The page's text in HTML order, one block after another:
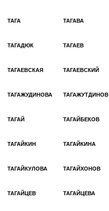
ТАГА ТАГАВА
ТАГАДЮК ТАГАЕВ
ТАГАЕВСКАЯ ТАГАЕВСКИЙ
ТАГАЖУДИНОВА ТАГАЖУТДИНОВ
ТАГАЙ ТАГАЙБЕКОВ
ТАГАЙКИН ТАГАЙКИНА
ТАГАЙКУЛОВА ТАГАЙХОНОВ
ТАГАЙЦЕВ ТАГАЙЦЕВА